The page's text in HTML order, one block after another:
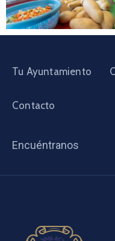
Tu Ayuntamiento
Contacto
Encuéntranos